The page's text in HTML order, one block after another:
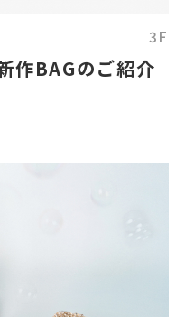
3F
作BAGのご紹介